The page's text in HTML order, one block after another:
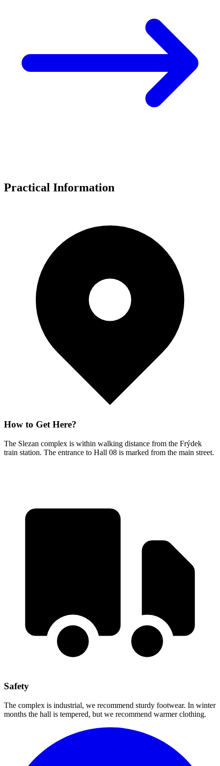
Practical Information
How to Get Here?
The Slezan complex is within walking distance from the Frýdek
train station. The entrance to Hall 08 is marked from the main street.
Safety
The complex is industrial, we recommend sturdy footwear. In winter
months the hall is tempered, but we recommend warmer clothing.